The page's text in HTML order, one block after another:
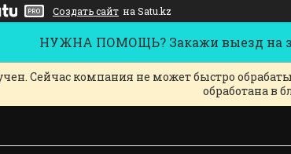
Создать сайт на Satu.kz
НУЖНА ПОМОЩЬ? Закажи выезд на
Сейчас компания не может быстро
обработана в